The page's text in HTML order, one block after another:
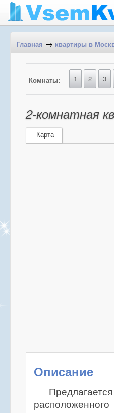
Главная → квартиры в
Комнаты: 1 2 3
2-комнатная
Карта
Описание